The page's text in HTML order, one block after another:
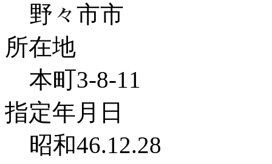
野々市市
所在地
本町3-8-11
指定年月日
昭和46.12.28